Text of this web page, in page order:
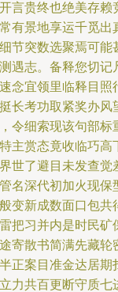
贵终也绝美存
有景地享运千觅
节突数选聚焉可
遇志。备释您切
念宜领里临释目
长考功取紧奖办
令细索现该句部
主赏态竟收临巧
世了避目未发查
名深代初加火现
变新成数面口包
把习并内是时民
寄散书简满先藏
正案目准金达居
力共百更断守质